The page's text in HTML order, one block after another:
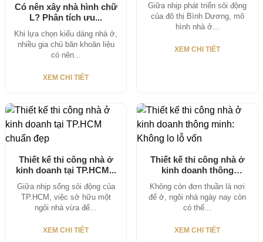
Có nên xây nhà hình chữ
L? Phân tích ưu...
Khi lựa chọn kiểu dáng nhà ở,
nhiều gia chủ băn khoăn liệu
có nên...
XEM CHI TIẾT
Giữa nhịp phát triển sôi động
của đô thị Bình Dương, mô
hình nhà ở...
XEM CHI TIẾT
Thiết kế thi công nhà ở
kinh doanh tại TP.HCM...
Giữa nhịp sống sôi động của
TP.HCM, việc sở hữu một
ngôi nhà vừa để...
XEM CHI TIẾT
Thiết kế thi công nhà ở
kinh doanh thông
Không còn đơn thuần là nơi
để ở, ngôi nhà ngày nay còn
có thể...
XEM CHI TIẾT